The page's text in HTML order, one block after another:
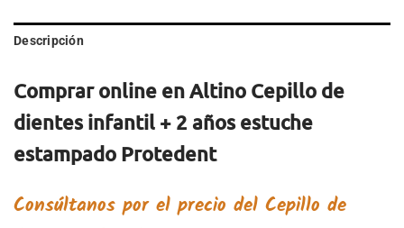
Descripción
Comprar online en Altino Cepillo de
dientes infantil + 2 años estuche
estampado Protedent
Consúltanos por el precio del Cepillo de